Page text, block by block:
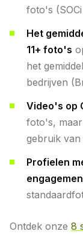
foto's
Het
11+ foto's
het
bedrijven
Video's op
foto's,
gebruik van
Profielen
Ontdek onze 8